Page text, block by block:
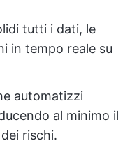
tutti i dati, le
in tempo reale su
automatizzi
al minimo il
rischi.